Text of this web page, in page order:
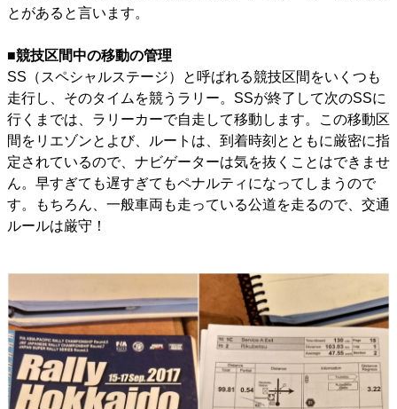
とがあると言います。
■競技区間中の移動の管理
SS（スペシャルステージ）と呼ばれる競技区間をいくつも
走行し、そのタイムを競うラリー。SSが終了して次のSSに
行くまでは、ラリーカーで自走して移動します。この移動区
間をリエゾンとよび、ルートは、到着時刻とともに厳密に指
定されているので、ナビゲーターは気を抜くことはできませ
ん。早すぎても遅すぎてもペナルティになってしまうので
す。もちろん、一般車両も走っている公道を走るので、交通
ルールは厳守！